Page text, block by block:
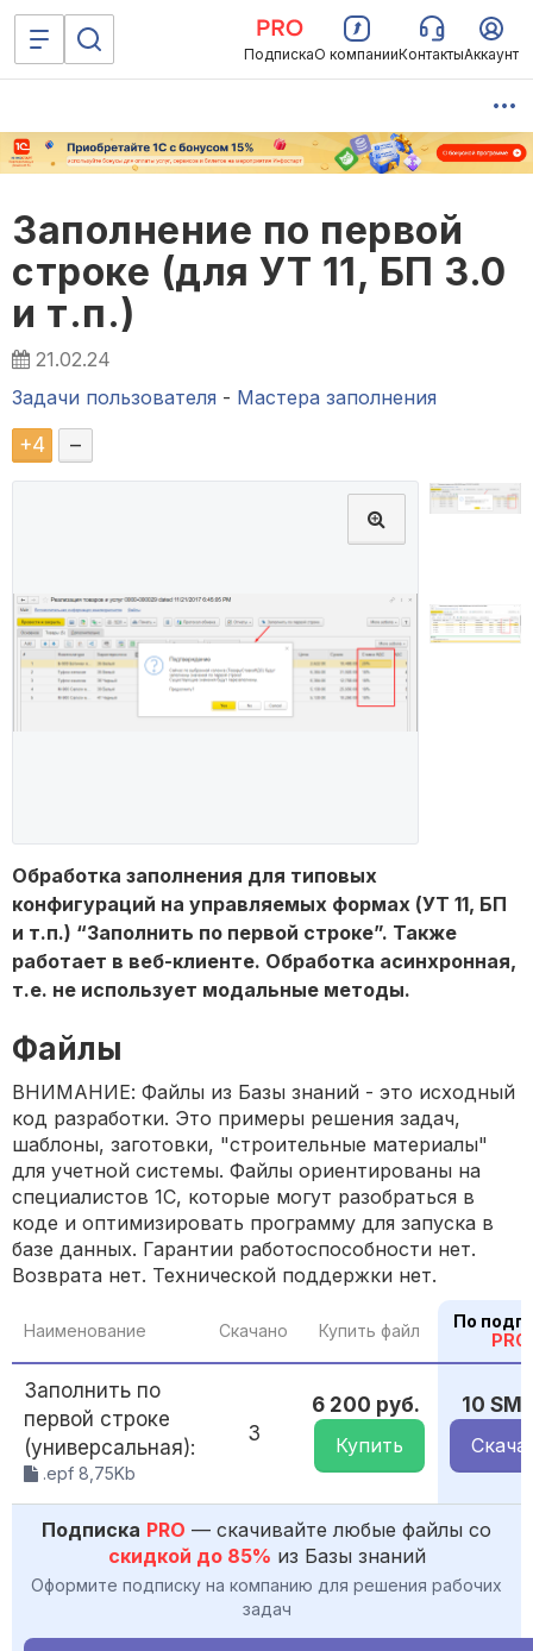
ПодпискаО компанииКонтактыАккаунт
Заполнение по первой
строке (для УТ 11, БП 3.0
и т.п.)
21.02.24
Задачи пользователя - Мастера заполнения
+4 –
Обработка заполнения для типовых
конфигураций на управляемых формах (УТ 11, БП
и т.п.) “Заполнить по первой строке”. Также
работает в веб-клиенте. Обработка асинхронная,
т.е. не использует модальные методы.
Файлы
ВНИМАНИЕ: Файлы из Базы знаний - это исходный
код разработки. Это примеры решения задач,
шаблоны, заготовки, "строительные материалы"
для учетной системы. Файлы ориентированы на
специалистов 1С, которые могут разобраться в
коде и оптимизировать программу для запуска в
базе данных. Гарантии работоспособности нет.
Возврата нет. Технической поддержки нет.
Наименование Скачано Купить файл
По
PRO
Заполнить по
первой строке
(универсальная):
.epf 8,75Kb
3
6 200 руб.
Купить
10 SM
Подписка PRO — скачивайте любые файлы со
скидкой до 85% из Базы знаний
Оформите подписку на компанию для решения рабочих
задач